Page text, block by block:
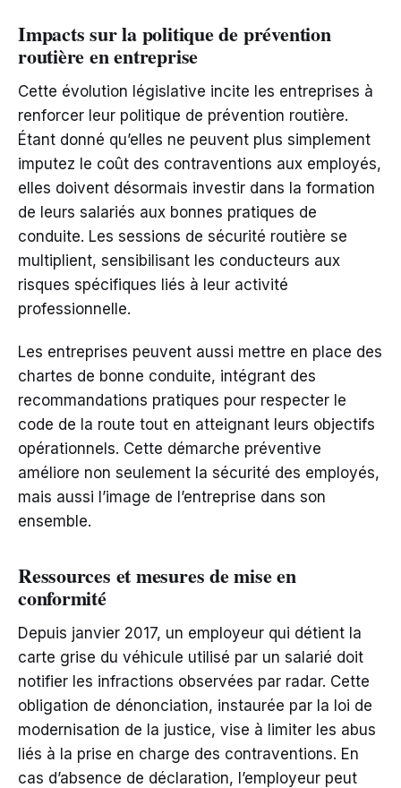
Impacts sur la politique de prévention
routière en entreprise
Cette évolution législative incite les entreprises à
renforcer leur politique de prévention routière.
Étant donné qu’elles ne peuvent plus simplement
imputez le coût des contraventions aux employés,
elles doivent désormais investir dans la formation
de leurs salariés aux bonnes pratiques de
conduite. Les sessions de sécurité routière se
multiplient, sensibilisant les conducteurs aux
risques spécifiques liés à leur activité
professionnelle.
Les entreprises peuvent aussi mettre en place des
chartes de bonne conduite, intégrant des
recommandations pratiques pour respecter le
code de la route tout en atteignant leurs objectifs
opérationnels. Cette démarche préventive
améliore non seulement la sécurité des employés,
mais aussi l’image de l’entreprise dans son
ensemble.
Ressources et mesures de mise en
conformité
Depuis janvier 2017, un employeur qui détient la
carte grise du véhicule utilisé par un salarié doit
notifier les infractions observées par radar. Cette
obligation de dénonciation, instaurée par la loi de
modernisation de la justice, vise à limiter les abus
liés à la prise en charge des contraventions. En
cas d’absence de déclaration, l’employeur peut